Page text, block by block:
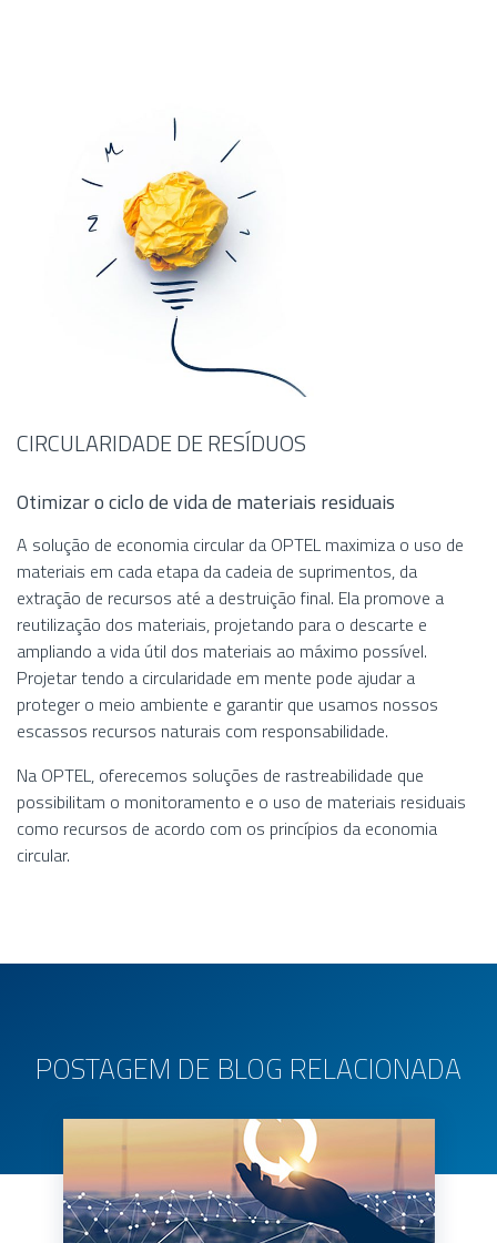
CIRCULARIDADE DE RESÍDUOS
Otimizar o ciclo de vida de materiais residuais
A solução de economia circular da OPTEL maximiza o uso de
materiais em cada etapa da cadeia de suprimentos, da
extração de recursos até a destruição final. Ela promove a
reutilização dos materiais, projetando para o descarte e
ampliando a vida útil dos materiais ao máximo possível.
Projetar tendo a circularidade em mente pode ajudar a
proteger o meio ambiente e garantir que usamos nossos
escassos recursos naturais com responsabilidade.
Na OPTEL, oferecemos soluções de rastreabilidade que
possibilitam o monitoramento e o uso de materiais residuais
como recursos de acordo com os princípios da economia
circular.
POSTAGEM DE BLOG RELACIONADA